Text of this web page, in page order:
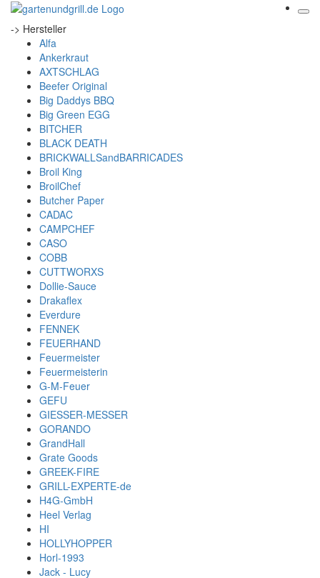
-> Hersteller
Alfa
Ankerkraut
AXTSCHLAG
Beefer Original
Big Daddys BBQ
Big Green EGG
BITCHER
BLACK DEATH
BRICKWALLSandBARRICADES
Broil King
BroilChef
Butcher Paper
CADAC
CAMPCHEF
CASO
COBB
CUTTWORXS
Dollie-Sauce
Drakaflex
Everdure
FENNEK
FEUERHAND
Feuermeister
Feuermeisterin
G-M-Feuer
GEFU
GIESSER-MESSER
GORANDO
GrandHall
Grate Goods
GREEK-FIRE
GRILL-EXPERTE-de
H4G-GmbH
Heel Verlag
HI
HOLLYHOPPER
Horl-1993
Jack - Lucy